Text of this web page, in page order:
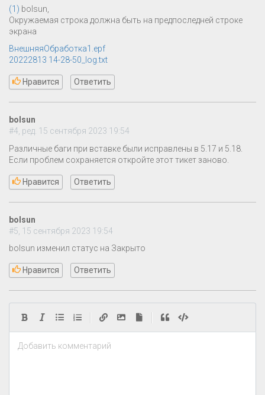
(1) bolsun,
Окружаемая строка должна быть на предпоследней строке
экрана
ВнешняяОбработка1.epf
20222813 14-28-50_log.txt
Нравится Ответить
bolsun
#4, ред. 15 сентября 2023 19:54
Различные баги при вставке были исправлены в 5.17 и 5.18.
Если проблем сохраняется откройте этот тикет заново.
Нравится Ответить
bolsun
#5, 15 сентября 2023 19:54
bolsun изменил статус на Закрыто
Нравится Ответить
Добавить комментарий